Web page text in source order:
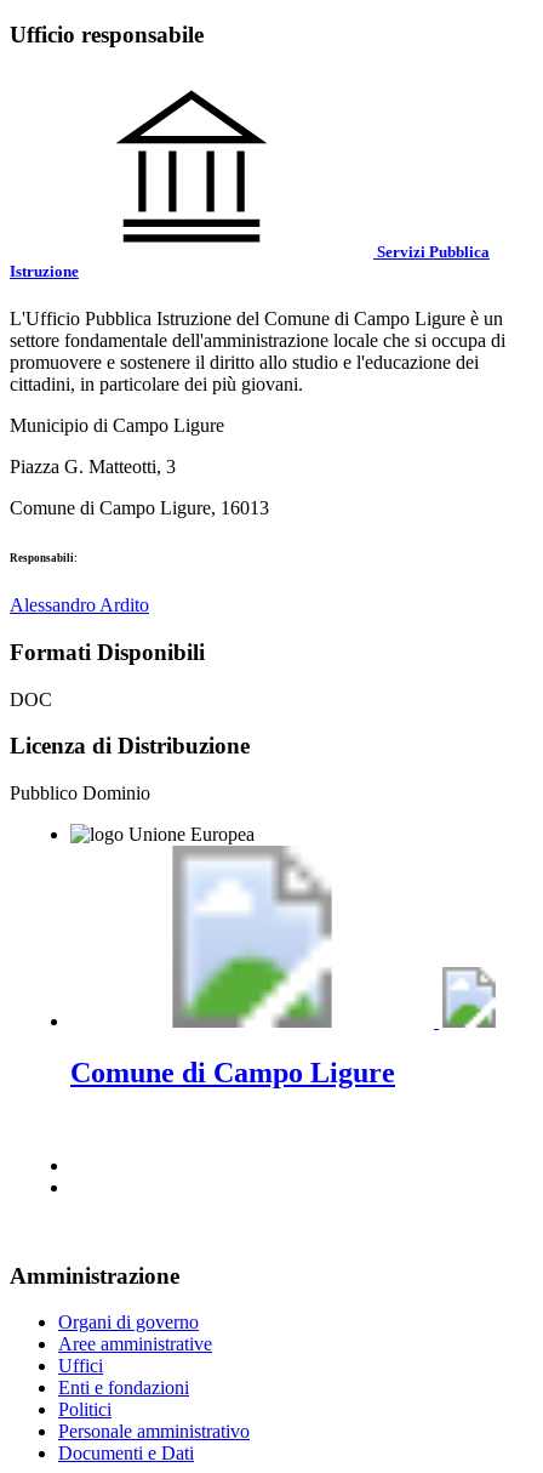
Ufficio responsabile
Servizi Pubblica
Istruzione
L'Ufficio Pubblica Istruzione del Comune di Campo Ligure è un
settore fondamentale dell'amministrazione locale che si occupa di
promuovere e sostenere il diritto allo studio e l'educazione dei
cittadini, in particolare dei più giovani.
Municipio di Campo Ligure
Piazza G. Matteotti, 3
Comune di Campo Ligure, 16013
Responsabili:
Alessandro Ardito
Formati Disponibili
DOC
Licenza di Distribuzione
Pubblico Dominio
Comune di Campo Ligure
Amministrazione
Organi di governo
Aree amministrative
Uffici
Enti e fondazioni
Politici
Personale amministrativo
Documenti e Dati